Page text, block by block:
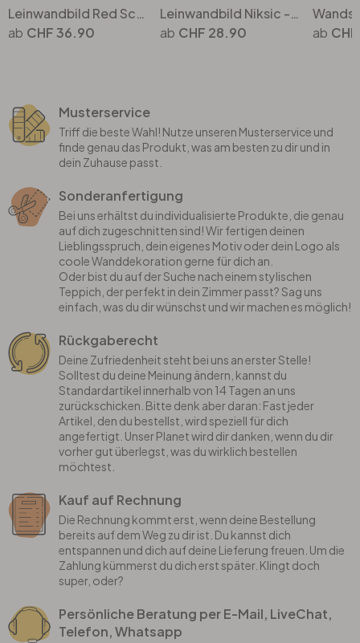
Leinwandbild Red Scooter
CHF 36.90
Leinwandbild Niksic - Golden Eye - Panorama
CHF 28.90
Musterservice
Triff die beste Wahl! Nutze unseren Musterservice und
finde genau das Produkt, was am besten zu dir und in
dein Zuhause passt.
Sonderanfertigung
Bei uns erhältst du individualisierte Produkte, die genau
auf dich zugeschnitten sind! Wir fertigen deinen
Lieblingsspruch, dein eigenes Motiv oder dein Logo als
coole Wanddekoration gerne für dich an.
Oder bist du auf der Suche nach einem stylischen
Teppich, der perfekt in dein Zimmer passt? Sag uns
einfach, was du dir wünschst und wir machen es möglich!
Rückgaberecht
Deine Zufriedenheit steht bei uns an erster Stelle!
Solltest du deine Meinung ändern, kannst du
Standardartikel innerhalb von 14 Tagen an uns
zurückschicken. Bitte denk aber daran: Fast jeder
Artikel, den du bestellst, wird speziell für dich
angefertigt. Unser Planet wird dir danken, wenn du dir
vorher gut überlegst, was du wirklich bestellen
möchtest.
Kauf auf Rechnung
Die Rechnung kommt erst, wenn deine Bestellung
bereits auf dem Weg zu dir ist. Du kannst dich
entspannen und dich auf deine Lieferung freuen. Um die
Zahlung kümmerst du dich erst später. Klingt doch
super, oder?
Persönliche Beratung per E-Mail, LiveChat,
Telefon, Whatsapp